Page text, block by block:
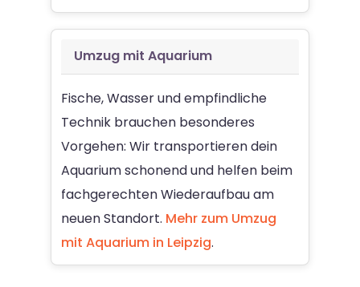
Umzug mit Aquarium
Fische, Wasser und empfindliche
Technik brauchen besonderes
Vorgehen: Wir transportieren dein
Aquarium schonend und helfen beim
fachgerechten Wiederaufbau am
neuen Standort. Mehr zum Umzug
mit Aquarium in Leipzig.